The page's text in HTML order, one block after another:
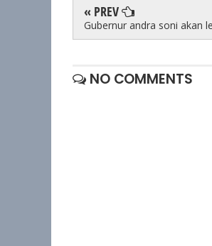
« PREV
Gubernur andra soni akan
NO COMMENTS